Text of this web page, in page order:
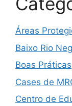
Áreas
Baixo Rio
Boas Práticas
Cases de
Centro de